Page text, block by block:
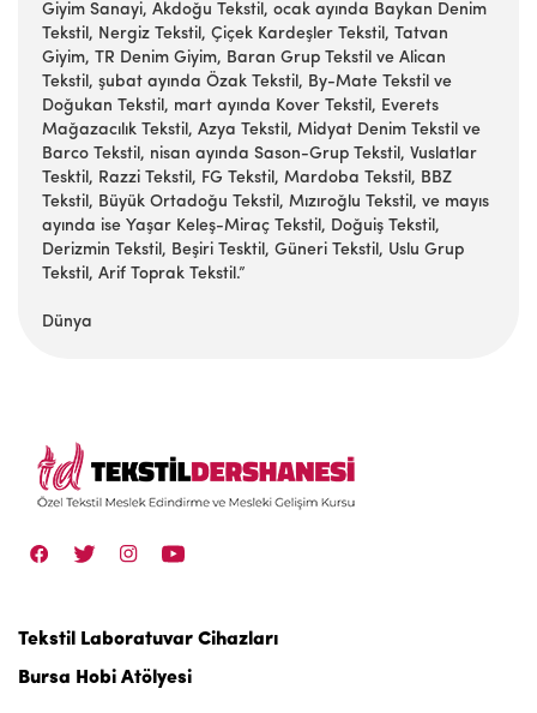
Giyim Sanayi, Akdoğu Tekstil, ocak ayında Baykan Denim
Tekstil, Nergiz Tekstil, Çiçek Kardeşler Tekstil, Tatvan
Giyim, TR Denim Giyim, Baran Grup Tekstil ve Alican
Tekstil, şubat ayında Özak Tekstil, By-Mate Tekstil ve
Doğukan Tekstil, mart ayında Kover Tekstil, Everets
Mağazacılık Tekstil, Azya Tekstil, Midyat Denim Tekstil ve
Barco Tekstil, nisan ayında Sason-Grup Tekstil, Vuslatlar
Tesktil, Razzi Tekstil, FG Tekstil, Mardoba Tekstil, BBZ
Tekstil, Büyük Ortadoğu Tekstil, Mızıroğlu Tekstil, ve mayıs
ayında ise Yaşar Keleş-Miraç Tekstil, Doğuiş Tekstil,
Derizmin Tekstil, Beşiri Tesktil, Güneri Tekstil, Uslu Grup
Tekstil, Arif Toprak Tekstil.”
Dünya
Tekstil Laboratuvar Cihazları
Bursa Hobi Atölyesi